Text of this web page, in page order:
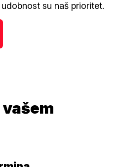
su naš prioritet.